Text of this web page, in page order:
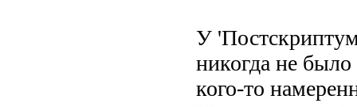
У
никогда не было
кого-то